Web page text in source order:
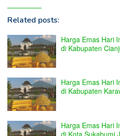
Related posts:
Harga Emas Hari
di Kabupaten
Harga Emas Hari
di Kabupaten
Harga Emas Hari
di Kota Sukabumi